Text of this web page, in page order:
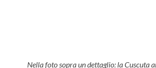
Nella foto sopra un dettaglio: la Cuscuta